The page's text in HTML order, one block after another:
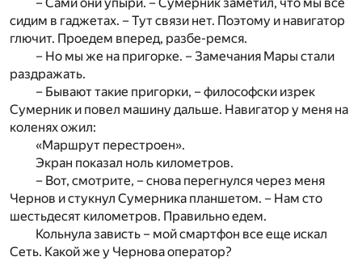
сидим в гаджетах. – Тут связи нет. Поэтому и навигатор
глючит. Проедем вперед, разбе-ремся.
– Но мы же на пригорке. – Замечания Мары стали
раздражать.
– Бывают такие пригорки, – философски изрек
Сумерник и повел машину дальше. Навигатор у меня на
коленях ожил:
«Маршрут перестроен».
Экран показал ноль километров.
– Вот, смотрите, – снова перегнулся через меня
Чернов и стукнул Сумерника планшетом. – Нам сто
шестьдесят километров. Правильно едем.
Кольнула зависть – мой смартфон все еще искал
Сеть. Какой же у Чернова оператор?